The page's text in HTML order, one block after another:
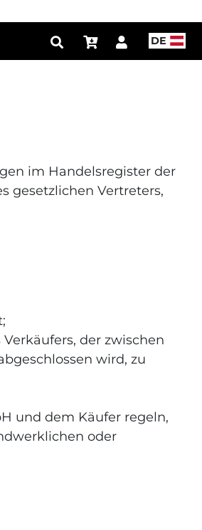
DE
im Handelsregister der
gesetzlichen Vertreters,
der zwischen
wird, zu
und dem Käufer regeln,
oder